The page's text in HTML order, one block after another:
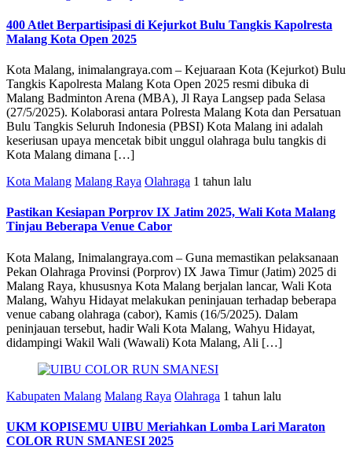
400 Atlet Berpartisipasi di Kejurkot Bulu Tangkis Kapolresta
Malang Kota Open 2025
Kota Malang, inimalangraya.com – Kejuaraan Kota (Kejurkot) Bulu
Tangkis Kapolresta Malang Kota Open 2025 resmi dibuka di
Malang Badminton Arena (MBA), Jl Raya Langsep pada Selasa
(27/5/2025). Kolaborasi antara Polresta Malang Kota dan Persatuan
Bulu Tangkis Seluruh Indonesia (PBSI) Kota Malang ini adalah
keseriusan upaya mencetak bibit unggul olahraga bulu tangkis di
Kota Malang dimana […]
Kota Malang Malang Raya Olahraga 1 tahun lalu
Pastikan Kesiapan Porprov IX Jatim 2025, Wali Kota Malang
Tinjau Beberapa Venue Cabor
Kota Malang, Inimalangraya.com – Guna memastikan pelaksanaan
Pekan Olahraga Provinsi (Porprov) IX Jawa Timur (Jatim) 2025 di
Malang Raya, khususnya Kota Malang berjalan lancar, Wali Kota
Malang, Wahyu Hidayat melakukan peninjauan terhadap beberapa
venue cabang olahraga (cabor), Kamis (16/5/2025). Dalam
peninjauan tersebut, hadir Wali Kota Malang, Wahyu Hidayat,
didampingi Wakil Wali (Wawali) Kota Malang, Ali […]
Kabupaten Malang Malang Raya Olahraga 1 tahun lalu
UKM KOPISEMU UIBU Meriahkan Lomba Lari Maraton
COLOR RUN SMANESI 2025